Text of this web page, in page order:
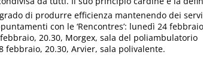
di produrre efficienza mantenendo dei
con le ‘Rencontres’: lunedì 24
20.30, Morgex, sala del poliambulatorio
febbraio, 20.30, Arvier, sala polivalente.